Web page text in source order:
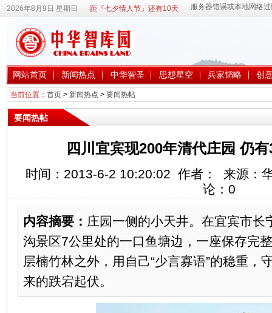
2026年8月9日 星期日 距『七夕情人节』还有10天
网站首页 新闻热点 中华智圣 思想星空 兵家韬略 创
当前位置： 首页> 新闻热点 > 要闻热帖
要闻热帖
四川宜宾现200年清代庄园 仍
时间：2013-6-2 10:20:02 作者： 来源：
论： 0
内容摘要： 庄园一侧的小天井。在宜宾市长
沟景区7公里处的一口鱼塘边，一座保存完
层楠竹林之外，用自己“少言寡语”的稳重，
来的跌宕起伏。